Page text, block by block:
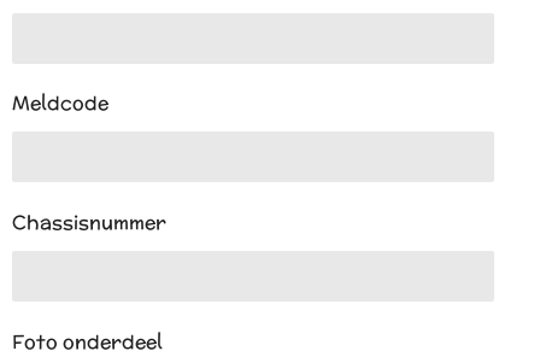
Meldcode
Chassisnummer
Foto onderdeel